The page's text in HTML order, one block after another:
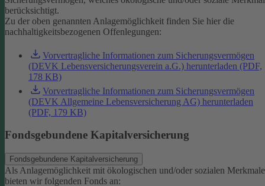
berücksichtigt.
Zu der oben genannten Anlagemöglichkeit finden Sie hier die
nachhaltigkeitsbezogenen Offenlegungen:
Vorvertragliche Informationen zum Sicherungsvermögen
(DEVK Lebensversicherungsverein a.G.) herunterladen (PDF,
178 KB)
Vorvertragliche Informationen zum Sicherungsvermögen
(DEVK Allgemeine Lebensversicherung AG) herunterladen
(PDF, 179 KB)
Fondsgebundene Kapitalversicherung
Fondsgebundene Kapitalversicherung
Als Anlagemöglichkeit mit ökologischen und/oder sozialen
bieten wir folgenden Fonds an: